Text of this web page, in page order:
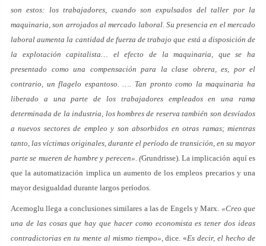
son estos: los trabajadores, cuando son expulsados del taller por la
maquinaria, son arrojados al mercado laboral. Su presencia en el mercado
laboral aumenta la cantidad de fuerza de trabajo que está a disposición de
la explotación capitalista… el efecto de la maquinaria, que se ha
presentado como una compensación para la clase obrera, es, por el
contrario, un flagelo espantoso. …. Tan pronto como la maquinaria ha
liberado a una parte de los trabajadores empleados en una rama
determinada de la industria, los hombres de reserva también son desvíados
a nuevos sectores de empleo y son absorbidos en otras ramas; mientras
tanto, las víctimas originales, durante el período de transición, en su mayor
parte se mueren de hambre y perecen». (Grundrisse). La implicación aquí es
que la automatización implica un aumento de los empleos precarios y una
mayor desigualdad durante largos períodos.
Acemoglu llega a conclusiones similares a las de Engels y Marx. «Creo que
una de las cosas que hay que hacer como economista es tener dos ideas
contradictorias en tu mente al mismo tiempo»,dice. «Es decir, el hecho de